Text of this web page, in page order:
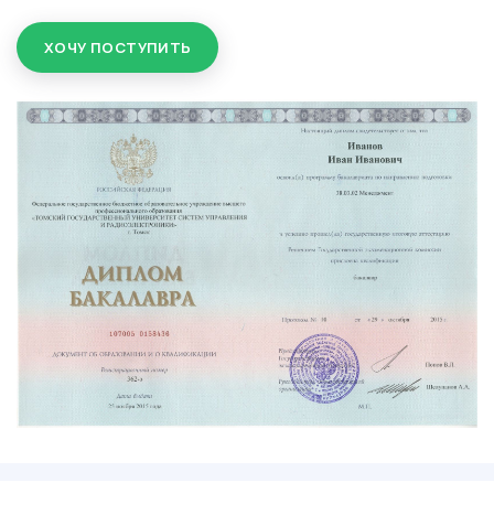
ХОЧУ ПОСТУПИТЬ